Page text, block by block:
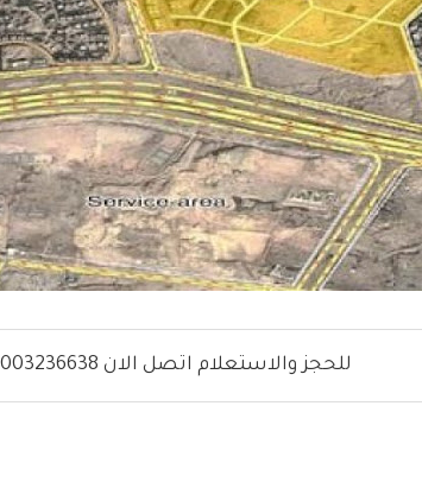
للحجز والاستعلام اتصل الان 01003236638